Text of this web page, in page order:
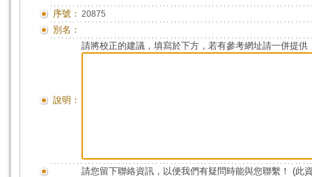
序號： 20875
別名：
說明：
請將校正的建議，填寫於下方，若有參考網址請一併提供
請您留下聯絡資訊，以便我們有疑問時能與您聯繫！ (此